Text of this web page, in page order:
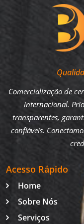
Comercialização de
internacional.
transparentes,
confiáveis.
Acesso Rápido
Home
Sobre Nós
Serviços